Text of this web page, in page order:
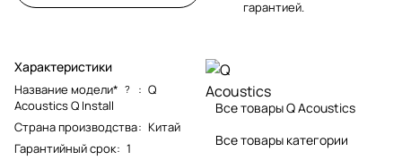
Характеристики
Название модели* ? : Q
Acoustics Q Install
Страна производства: Китай
Гарантийный срок: 1
гарантией.
Все товары Q Acoustics
Все товары категории